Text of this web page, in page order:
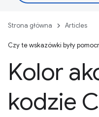
Strona główna Articles
Czy te wskazówki były
Kolor
kodzie